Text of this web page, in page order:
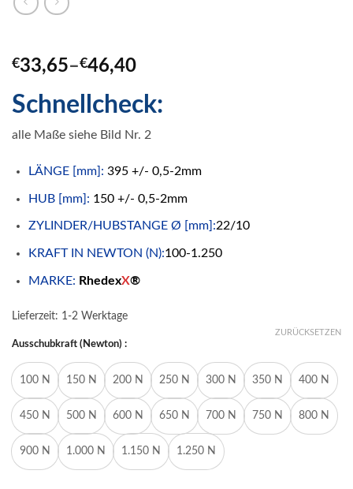
€33,65–€46,40
Schnellcheck:
alle Maße siehe Bild Nr. 2
LÄNGE [mm]: 395 +/- 0,5-2mm
HUB [mm]: 150 +/- 0,5-2mm
ZYLINDER/HUBSTANGE Ø [mm]:22/10
KRAFT IN NEWTON (N):100-1.250
MARKE: RhedexX®
Lieferzeit: 1-2 Werktage
Ausschubkraft (Newton) :
100 N 150 N 200 N 250 N 300 N 350 N 400 N
450 N 500 N 600 N 650 N 700 N 750 N 800 N
900 N 1.000 N 1.150 N 1.250 N
ZURÜCKSETZEN